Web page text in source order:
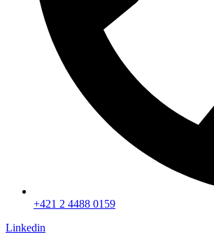
+421 2 4488 0159
Linkedin